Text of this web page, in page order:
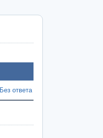
Без ответа